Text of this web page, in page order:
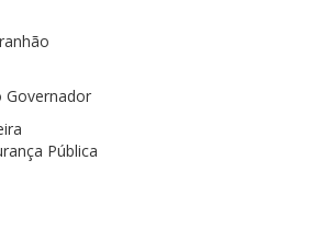
Governador
Pública